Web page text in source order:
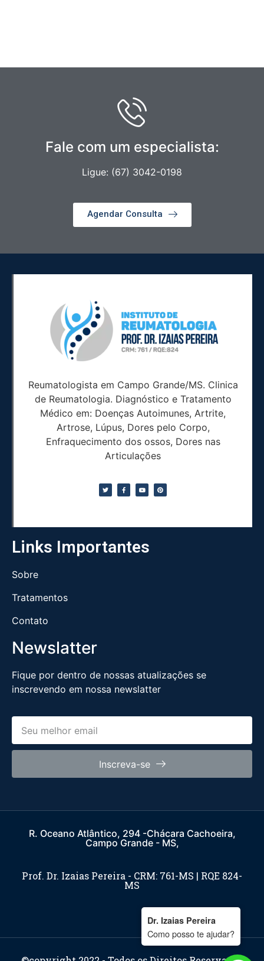
Fale com um especialista:
Ligue: (67) 3042-0198
Agendar Consulta
Reumatologista em Campo Grande/MS. Clinica
de Reumatologia. Diagnóstico e Tratamento
Médico em: Doenças Autoimunes, Artrite,
Artrose, Lúpus, Dores pelo Corpo,
Enfraquecimento dos ossos, Dores nas
Articulações
Links Importantes
Sobre
Tratamentos
Contato
Newslatter
Fique por dentro de nossas atualizações se
inscrevendo em nossa newslatter
Inscreva-se
R. Oceano Atlântico, 294 -Chácara Cachoeira,
Campo Grande - MS,
Prof. Dr. Izaias Pereira - CRM: 761-MS | RQE 824-
MS
Dr. Izaias Pereira
Como posso te ajudar?